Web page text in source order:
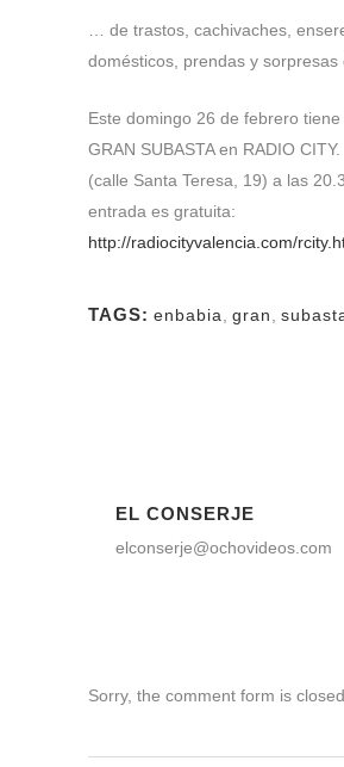
… de trastos, cachivaches,
domésticos, prendas y sorpresas
Este domingo 26 de febrero tiene
GRAN SUBASTA en RADIO CITY.
(calle Santa Teresa, 19) a las
entrada es gratuita:
http://radiocityvalencia.com/
TAGS: enbabia, gran,
EL CONSERJE
elconserje@ochovideos.com
Sorry, the comment form is